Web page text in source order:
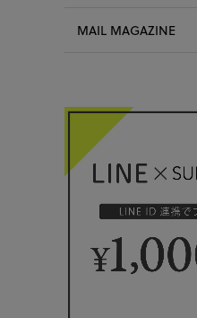
MAIL MAGAZINE